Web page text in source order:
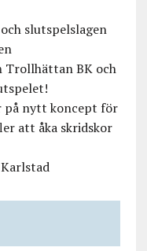
slutspelslagen
Trollhättan BK och
på nytt koncept för
att åka skridskor